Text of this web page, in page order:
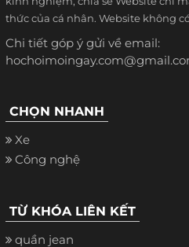
thức của cá nhân. Website không
Chi tiết góp ý gửi về email:
CHỌN NHANH
Xe
Công nghệ
TỪ KHÓA LIÊN KẾT
quần jean